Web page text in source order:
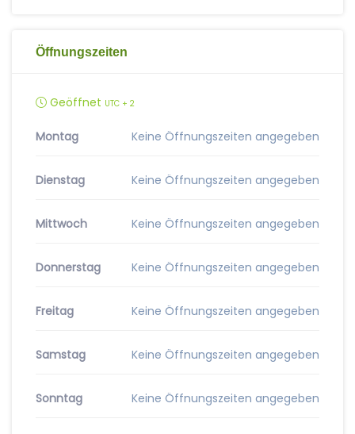
Öffnungszeiten
Geöffnet UTC + 2
Montag Keine Öffnungszeiten angegeben
Dienstag Keine Öffnungszeiten angegeben
Mittwoch Keine Öffnungszeiten angegeben
Donnerstag Keine Öffnungszeiten angegeben
Freitag Keine Öffnungszeiten angegeben
Samstag Keine Öffnungszeiten angegeben
Sonntag Keine Öffnungszeiten angegeben